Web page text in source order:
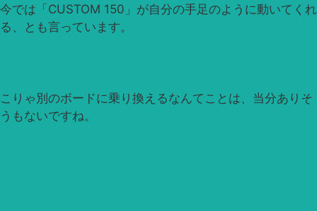
今では「CUSTOM 150」が自分の手足のように動いてくれ
る、とも言っています。
こりゃ別のボードに乗り換えるなんてことは、当分ありそ
うもないですね。